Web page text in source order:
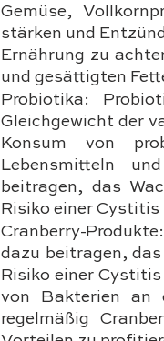
Gemüse,
stärken und
Ernährung zu
und gesättigten
Probiotika:
Gleichgewicht der
Konsum von
Lebensmitteln
beitragen, das
Risiko einer Cystitis
Cranberry-
dazu beitragen,
Risiko einer
von Bakterien an
regelmäßig